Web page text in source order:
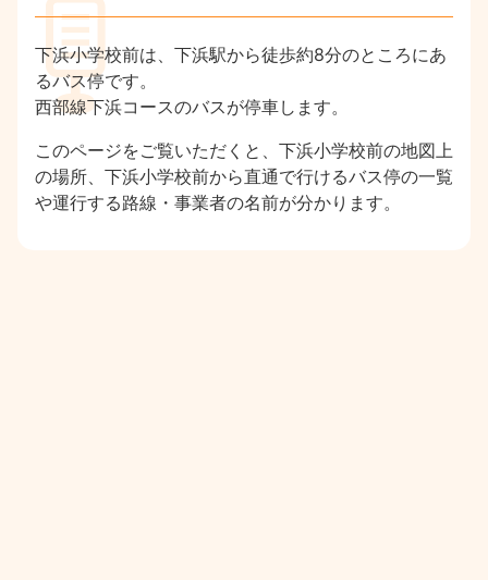
下浜小学校前は、下浜駅から徒歩約8分のところにあ
るバス停です。
西部線下浜コースのバスが停車します。
このページをご覧いただくと、下浜小学校前の地図上
の場所、下浜小学校前から直通で行けるバス停の一覧
や運行する路線・事業者の名前が分かります。